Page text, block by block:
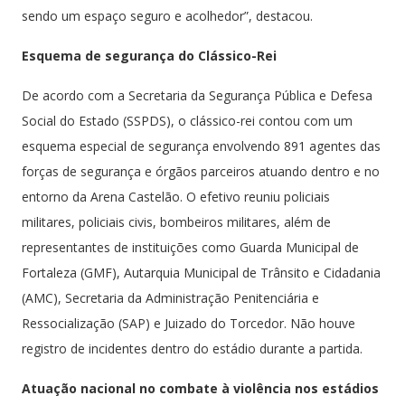
sendo um espaço seguro e acolhedor”, destacou.
Esquema de segurança do Clássico-Rei
De acordo com a Secretaria da Segurança Pública e Defesa
Social do Estado (SSPDS), o clássico-rei contou com um
esquema especial de segurança envolvendo 891 agentes das
forças de segurança e órgãos parceiros atuando dentro e no
entorno da Arena Castelão. O efetivo reuniu policiais
militares, policiais civis, bombeiros militares, além de
representantes de instituições como Guarda Municipal de
Fortaleza (GMF), Autarquia Municipal de Trânsito e Cidadania
(AMC), Secretaria da Administração Penitenciária e
Ressocialização (SAP) e Juizado do Torcedor. Não houve
registro de incidentes dentro do estádio durante a partida.
Atuação nacional no combate à violência nos estádios